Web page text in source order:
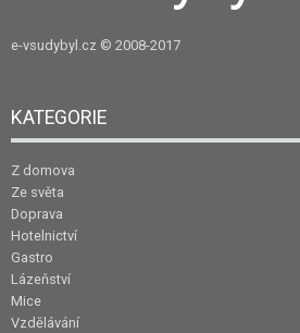
e-vsudybyl.cz © 2008-2017
KATEGORIE
Z domova
Ze světa
Doprava
Hotelnictví
Gastro
Lázeňství
Mice
Vzdělávání